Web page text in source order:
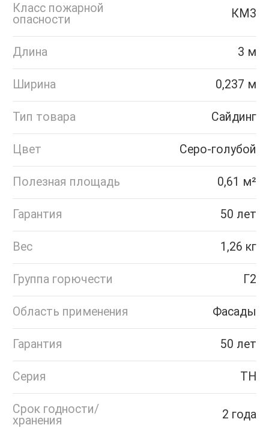
Класс пожарной
опасности
КМ3
Длина 3 м
Ширина 0,237 м
Тип товара Сайдинг
Цвет Серо-голубой
Полезная площадь 0,61 м²
Гарантия 50 лет
Вес 1,26 кг
Группа горючести Г2
Область применения Фасады
Гарантия 50 лет
Серия ТН
Срок годности/
хранения
2 года